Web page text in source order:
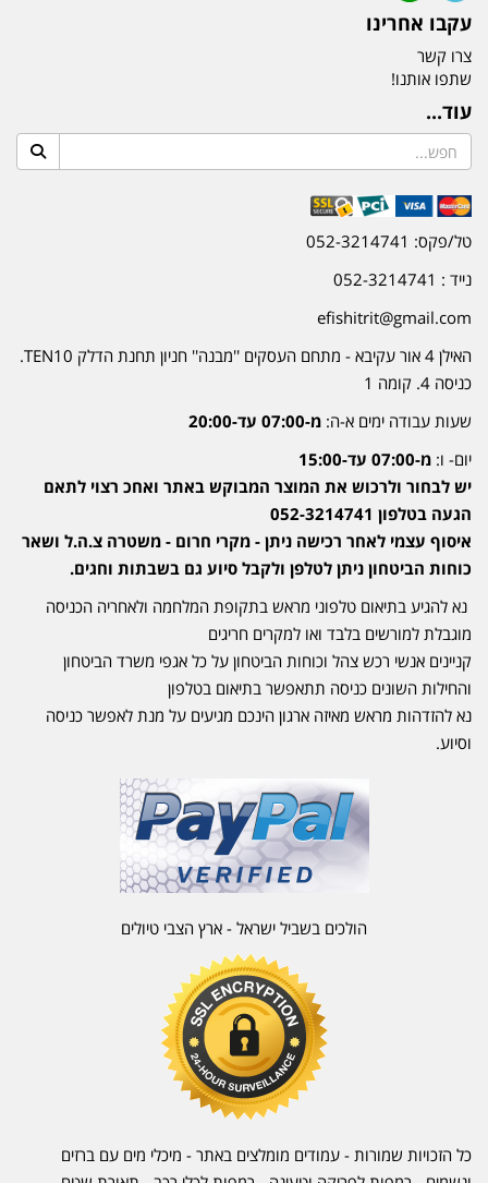
עקבו אחרינו
צרו קשר
שתפו אותנו!
עוד...
טל/פקס: 052-3214741
נייד : 052-3214741
efishitrit@gmail.com
האילן 4 אור עקיבא - מתחם העסקים ''מבנה'' חניון תחנת הדלק TEN10.
כניסה 4. קומה 1
שעות עבודה ימים א-ה: מ-07:00 עד-20:00
יום- ו: מ-07:00 עד-15:00
יש לבחור ולרכוש את המוצר המבוקש באתר ואחכ רצוי לתאם
הגעה בטלפון 052-3214741
איסוף עצמי לאחר רכישה ניתן - מקרי חרום - משטרה צ.ה.ל ושאר
כוחות הביטחון ניתן לטלפן ולקבל סיוע גם בשבתות וחגים.
נא להגיע בתיאום טלפוני מראש בתקופת המלחמה ולאחריה הכניסה
מוגבלת למורשים בלבד ואו למקרים חריגים
קניינים אנשי רכש צהל וכוחות הביטחון על כל אגפי משרד הביטחון
והחילות השונים כניסה תתאפשר בתיאום בטלפון
נא להזדהות מראש מאיזה ארגון הינכם מגיעים על מנת לאפשר כניסה
וסיוע.
הולכים בשביל ישראל - ארץ הצבי טיולים
כל הזכויות שמורות - עמודים מומלצים באתר - מיכלי מים עם ברזים